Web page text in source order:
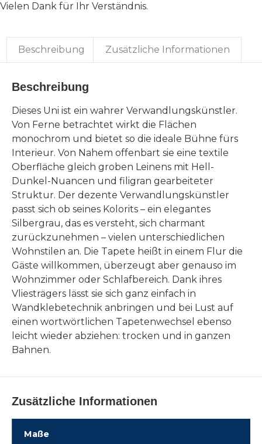
Vielen Dank für Ihr Verständnis.
Beschreibung Zusätzliche Informationen
Beschreibung
Dieses Uni ist ein wahrer Verwandlungskünstler.
Von Ferne betrachtet wirkt die Flächen
monochrom und bietet so die ideale Bühne fürs
Interieur. Von Nahem offenbart sie eine textile
Oberfläche gleich groben Leinens mit Hell-
Dunkel-Nuancen und filigran gearbeiteter
Struktur. Der dezente Verwandlungskünstler
passt sich ob seines Kolorits – ein elegantes
Silbergrau, das es versteht, sich charmant
zurückzunehmen – vielen unterschiedlichen
Wohnstilen an. Die Tapete heißt in einem Flur die
Gäste willkommen, überzeugt aber genauso im
Wohnzimmer oder Schlafbereich. Dank ihres
Vliesträgers lässt sie sich ganz einfach in
Wandklebetechnik anbringen und bei Lust auf
einen wortwörtlichen Tapetenwechsel ebenso
leicht wieder abziehen: trocken und in ganzen
Bahnen.
Zusätzliche Informationen
Maße